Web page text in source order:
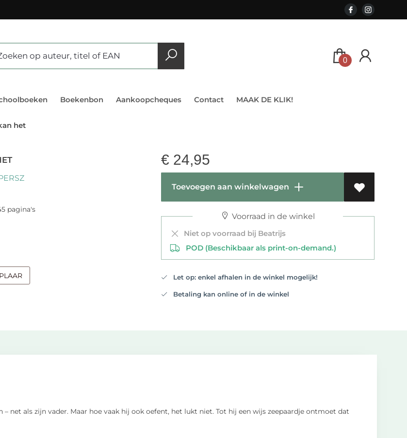
0
Boekenbon Aankoopcheques Contact MAAK DE KLIK!
het
pagina's
€ 24,95
Toevoegen aan winkelwagen
Voorraad in de winkel
Niet op voorraad bij Beatrijs
POD (Beschikbaar als print-on-demand.)
Let op: enkel afhalen in de winkel mogelijk!
Betaling kan online of in de winkel
net als zijn vader. Maar hoe vaak hij ook oefent, het lukt niet. Tot hij een wijs zeepaardje ontmoet dat